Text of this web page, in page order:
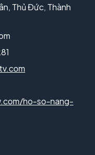
Thủ Đức, Thành
ho-so-nang-